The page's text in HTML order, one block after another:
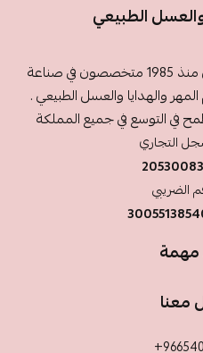
الطبيعي
السنان للعطور والعسل الطبيعي منذ 1985 متخصصون في صناعة
والهدايا والعسل الطبيعي .
التجاري
الضريبي
مهمة
معنا